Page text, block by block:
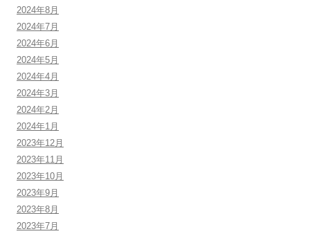
2024年8月
2024年7月
2024年6月
2024年5月
2024年4月
2024年3月
2024年2月
2024年1月
2023年12月
2023年11月
2023年10月
2023年9月
2023年8月
2023年7月